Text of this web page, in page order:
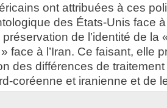
ont attribuées à ces
des États-Unis face
de l’identité de la
face à l’Iran. Ce faisant, elle
des différences de
coréenne et iranienne et de